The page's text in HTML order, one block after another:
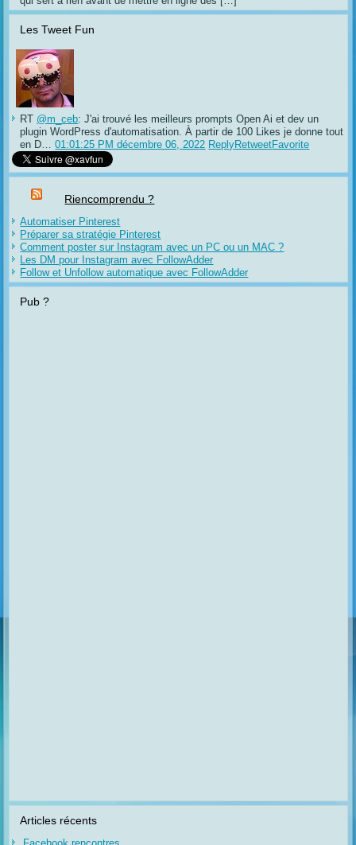
Les Tweet Fun
RT @m_ceb: J'ai trouvé les meilleurs prompts Open Ai et dev un
plugin WordPress d'automatisation. À partir de 100 Likes je donne tout
en D… 01:01:25 PM décembre 06, 2022 ReplyRetweetFavorite
Riencomprendu ?
Automatiser Pinterest
Préparer sa stratégie Pinterest
Comment poster sur Instagram avec un PC ou un MAC ?
Les DM pour Instagram avec FollowAdder
Follow et Unfollow automatique avec FollowAdder
Pub ?
Articles récents